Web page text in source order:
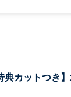
典カットつき